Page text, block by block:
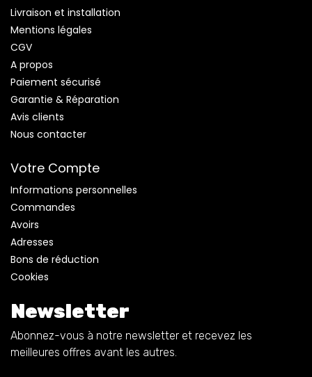
Livraison et installation
Mentions légales
CGV
A propos
Paiement sécurisé
Garantie & Réparation
Avis clients
Nous contacter
Votre Compte
Informations personnelles
Commandes
Avoirs
Adresses
Bons de réduction
Cookies
Newsletter
Abonnez-vous à notre newsletter et recevez les
meilleures offres avant les autres.